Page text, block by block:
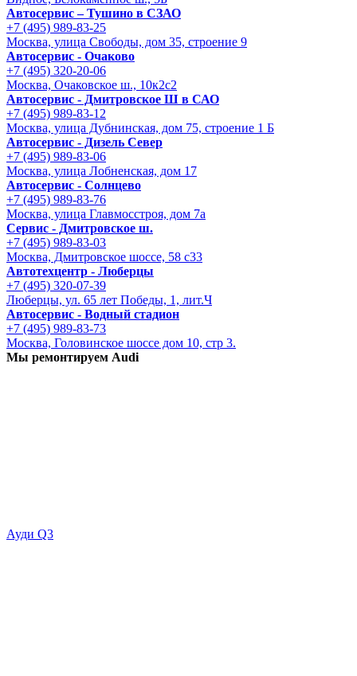
Автосервис – Тушино в СЗАО
+7 (495) 989-83-25
Москва, улица Свободы, дом 35, строение 9
Автосервис - Очаково
+7 (495) 320-20-06
Москва, Очаковское ш., 10к2с2
Автосервис - Дмитровское Ш в САО
+7 (495) 989-83-12
Москва, улица Дубнинская, дом 75, строение 1 Б
Автосервис - Дизель Север
+7 (495) 989-83-06
Москва, улица Лобненская, дом 17
Автосервис - Солнцево
+7 (495) 989-83-76
Москва, улица Главмосстроя, дом 7а
Сервис - Дмитровское ш.
+7 (495) 989-83-03
Москва, Дмитровское шоссе, 58 с33
Автотехцентр - Люберцы
+7 (495) 320-07-39
Люберцы, ул. 65 лет Победы, 1, лит.Ч
Автосервис - Водный стадион
+7 (495) 989-83-73
Москва, Головинское шоссе дом 10, стр 3.
Мы ремонтируем Audi
Ауди Q3